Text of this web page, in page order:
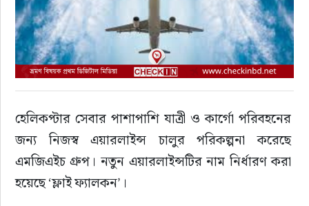
আরও
হেলিকপ্টার সেবার পাশাপাশি যাত্রী ও কার্গো পরিবহনের
জন্য নিজস্ব এয়ারলাইন্স চালুর পরিকল্পনা করেছে
এমজিএইচ গ্রুপ। নতুন এয়ারলাইন্সটির নাম নির্ধারণ করা
হয়েছে ‘ফ্লাই ফ্যালকন’।